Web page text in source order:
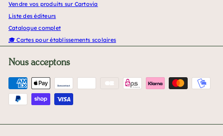
Vendre vos produits sur Cartovia
Liste des éditeurs
Catalogue complet
🎓 Cartes pour établissements scolaires
Nous acceptons